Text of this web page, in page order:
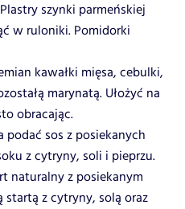
szynki parmeńskiej
w ruloniki. Pomidorki
kawałki mięsa, cebulki,
marynatą. Ułożyć na
obracając.
podać sos z posiekanych
z cytryny, soli i pieprzu.
naturalny z posiekanym
z cytryny, solą oraz